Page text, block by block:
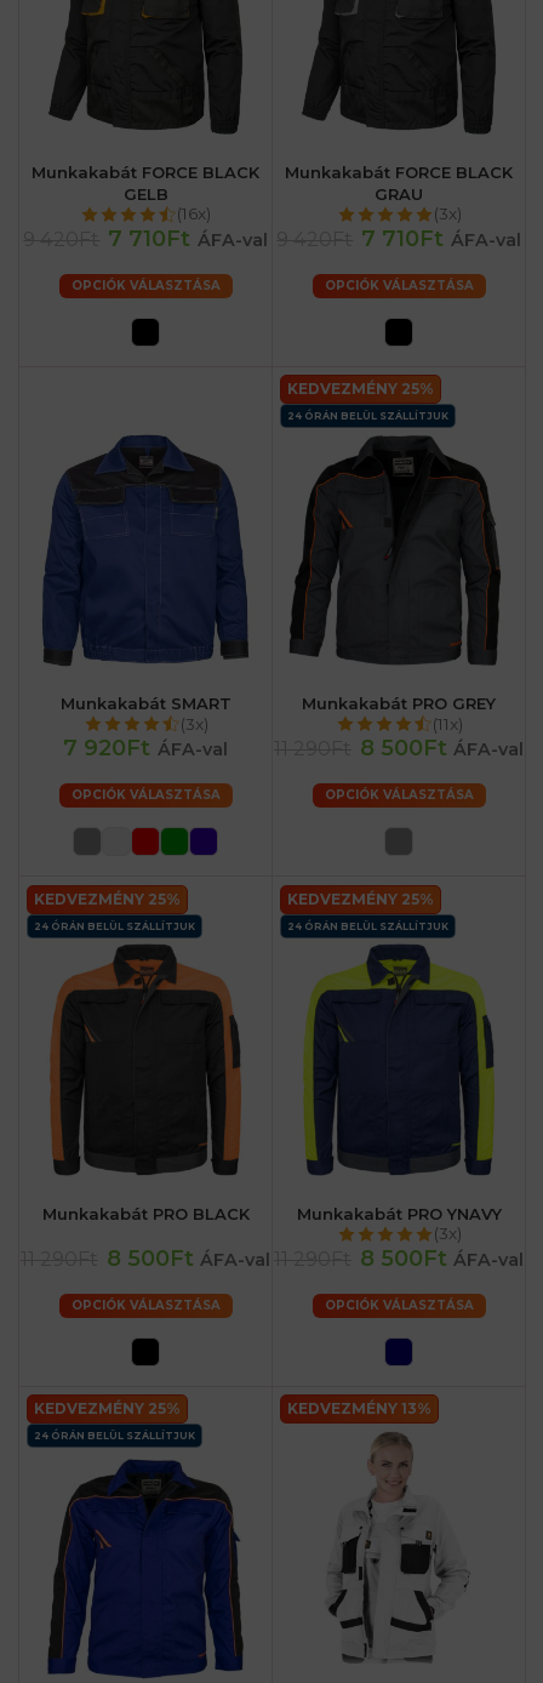
Munkakabát FORCE BLACK
GELB
(16x)
7 710Ft ÁFA-val
OPCIÓK VÁLASZTÁSA
Munkakabát FORCE BLACK
GRAU
(3x)
7 710Ft ÁFA-val
OPCIÓK VÁLASZTÁSA
Munkakabát SMART
(3x)
7 920Ft ÁFA-val
OPCIÓK VÁLASZTÁSA
KEDVEZMÉNY 25%
24 ÓRÁN BELÜL SZÁLLÍTJUK
Munkakabát PRO GREY
(11x)
8 500Ft ÁFA-val
OPCIÓK VÁLASZTÁSA
KEDVEZMÉNY 25%
24 ÓRÁN BELÜL SZÁLLÍTJUK
Munkakabát PRO BLACK
8 500Ft ÁFA-val
OPCIÓK VÁLASZTÁSA
KEDVEZMÉNY 25%
24 ÓRÁN BELÜL SZÁLLÍTJUK
Munkakabát PRO YNAVY
(3x)
8 500Ft ÁFA-val
OPCIÓK VÁLASZTÁSA
KEDVEZMÉNY 25%
24 ÓRÁN BELÜL SZÁLLÍTJUK
KEDVEZMÉNY 13%